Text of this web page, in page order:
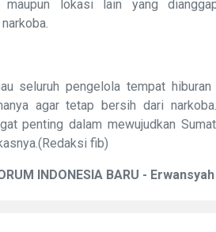
maupun lokasi lain yang
seluruh pengelola tempat
agar tetap bersih dari
penting dalam mewujudkan
fib)
INDONESIA BARU - Erwansyah